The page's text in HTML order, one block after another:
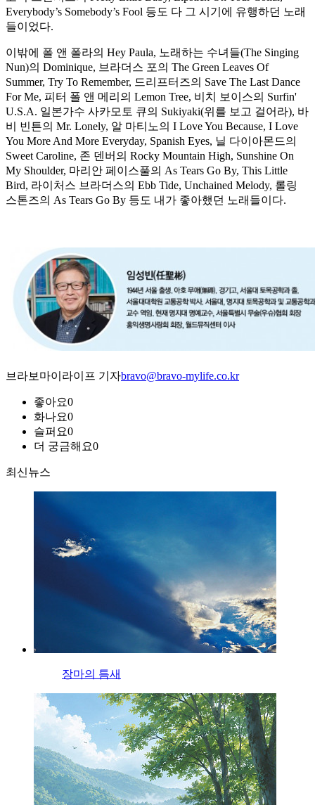
Everybody’s Somebody’s Fool 등도 다 그 시기에 유행하던 노래
들이었다.
이밖에 폴 앤 폴라의 Hey Paula, 노래하는 수녀들(The Singing
Nun)의 Dominique, 브라더스 포의 The Green Leaves Of
Summer, Try To Remember, 드리프터즈의 Save The Last Dance
For Me, 피터 폴 앤 메리의 Lemon Tree, 비치 보이스의 Surfin'
U.S.A. 일본가수 사카모토 큐의 Sukiyaki(위를 보고 걸어라), 바
비 빈튼의 Mr. Lonely, 알 마티노의 I Love You Because, I Love
You More And More Everyday, Spanish Eyes, 닐 다이아몬드의
Sweet Caroline, 존 덴버의 Rocky Mountain High, Sunshine On
My Shoulder, 마리안 페이스풀의 As Tears Go By, This Little
Bird, 라이처스 브라더스의 Ebb Tide, Unchained Melody, 롤링
스톤즈의 As Tears Go By 등도 내가 좋아했던 노래들이다.
브라보마이라이프 기자bravo@bravo-mylife.co.kr
좋아요0
화나요0
슬퍼요0
더 궁금해요0
최신뉴스
장마의 틈새